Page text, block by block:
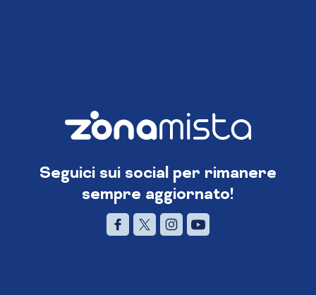
Seguici sui social per rimanere
sempre aggiornato!